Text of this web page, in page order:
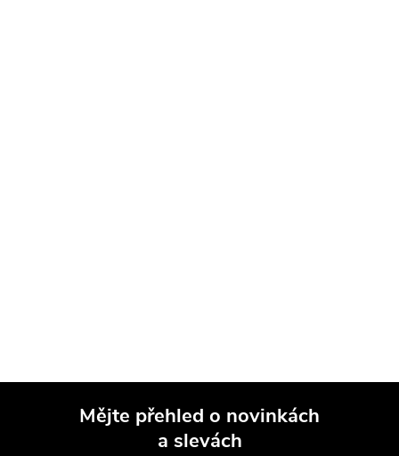
Mějte přehled o novinkách
a slevách